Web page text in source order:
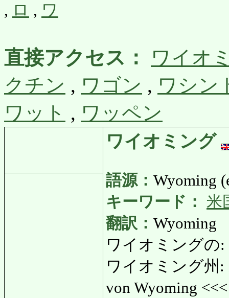
, ロ , ワ
直接アクセス：
ワイオ
クチン , ワゴン , ワシン
ワット , ワッペン
ワイオミング
語源： Wyoming
キーワード：
米
翻訳： Wyoming
ワイオミングの:
ワイオミング州:
von Wyoming